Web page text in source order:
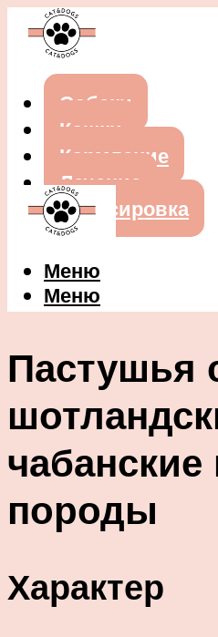
Собаки
Кошки
Кормление
Лечение
Дрессировка
Меню
Меню
Пастушья
чабанские
породы
Характер